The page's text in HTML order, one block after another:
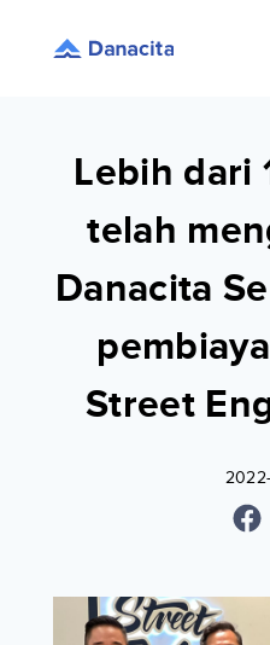
Lebih dari
telah
Danacita
Street